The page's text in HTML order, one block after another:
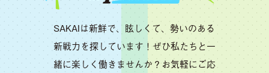
SAKAIは新鮮で、眩しくて、勢いのある
新戦力を探しています！ぜひ私たちと一
緒に楽しく働きませんか？お気軽にご応